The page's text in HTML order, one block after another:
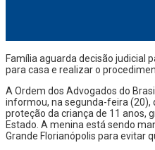
Família aguarda decisão judicial
para casa e realizar o
A Ordem dos Advogados do
informou, na segunda-feira (20),
proteção da criança de 11 anos,
Estado. A menina está sendo
Grande Florianópolis para evitar